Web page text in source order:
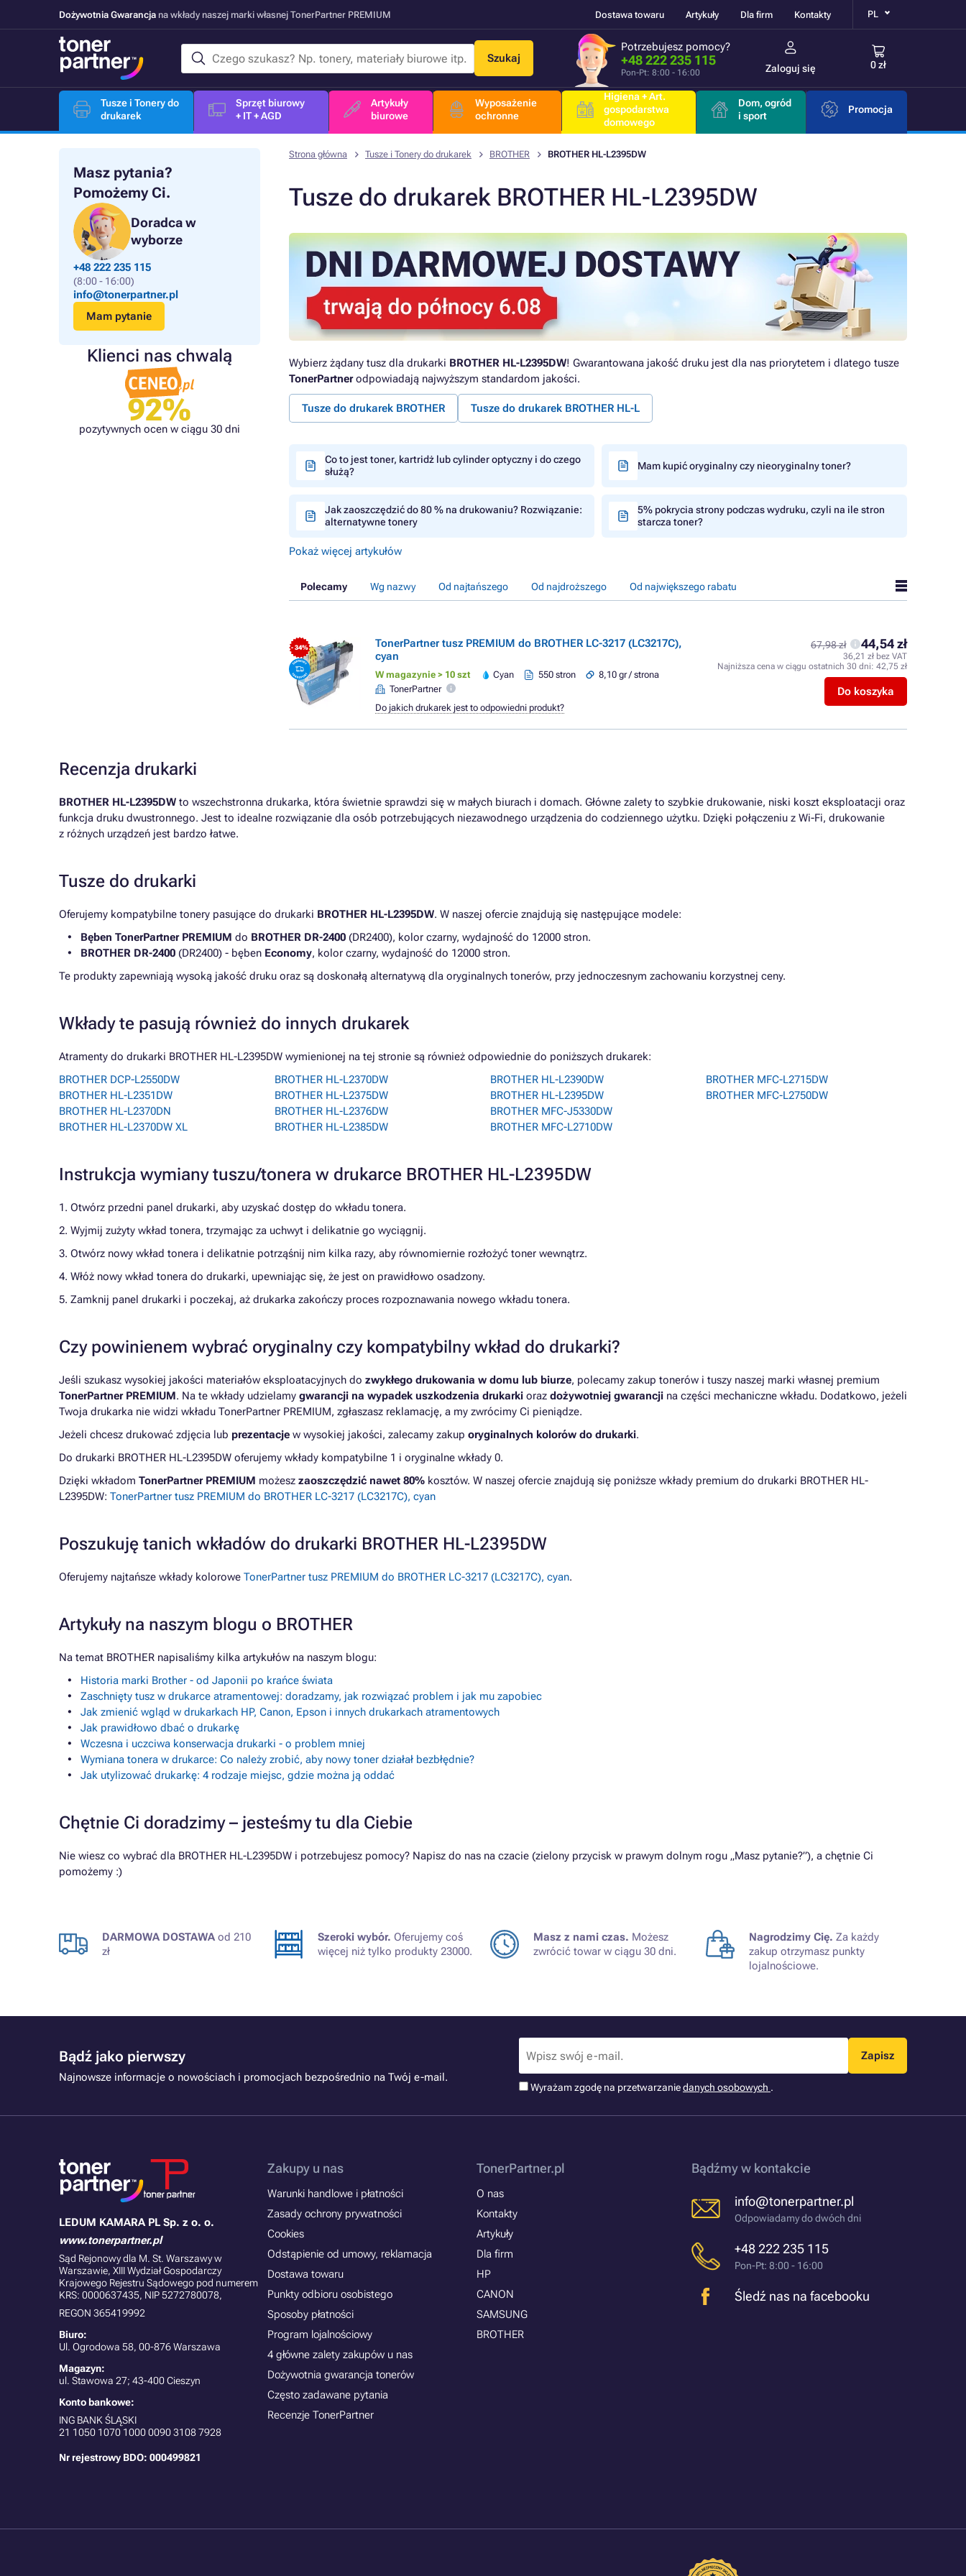
Dożywotnia Gwarancja na wkłady naszej marki własnej TonerPartner PREMIUM Dostawa towaru Artykuły Dla firm Kontakty PL
Szukaj
Potrzebujesz pomocy?
+48 222 235 115
Pon-Pt: 8:00 - 16:00 Zaloguj się 0 zł
Tusze i Tonery do
drukarek
Sprzęt biurowy
+ IT + AGD
Artykuły
biurowe
Wyposażenie
ochronne
Higiena + Art.
gospodarstwa
domowego
Dom, ogród
i sport
Promocja
Masz pytania?
Pomożemy Ci.
Doradca w
wyborze
+48 222 235 115
(8:00 - 16:00)
info@tonerpartner.pl
Mam pytanie
Klienci nas chwalą
92%
pozytywnych ocen w ciągu 30 dni
Strona główna Tusze i Tonery do drukarek BROTHER BROTHER HL-L2395DW
Tusze do drukarek BROTHER HL-L2395DW
Wybierz żądany tusz dla drukarki BROTHER HL-L2395DW! Gwarantowana jakość druku jest dla nas priorytetem i dlatego tusze
TonerPartnerodpowiadają najwyższym standardom jakości.
Tusze do drukarek BROTHER Tusze do drukarek BROTHER HL-L
Co to jest toner, kartridż lub cylinder optyczny i do czego
służą?
Mam kupić oryginalny czy nieoryginalny toner?
Jak zaoszczędzić do 80 % na drukowaniu? Rozwiązanie:
alternatywne tonery
5% pokrycia strony podczas wydruku, czyli na ile stron
starcza toner?
Pokaż więcej artykułów
Polecamy Wg nazwy Od najtańszego Od najdroższego Od największego rabatu
- 34%
TonerPartner tusz PREMIUM do BROTHER LC-3217 (LC3217C),
cyan
W magazynie > 10 szt Cyan 550 stron
8,10 gr / strona
TonerPartner
67,98 zł 44,54 zł
36,21 zł bez VAT
Najniższa cena w ciągu ostatnich 30 dni: 42,75 zł
Do koszyka
Do jakich drukarek jest to odpowiedni produkt?
Recenzja drukarki
BROTHER HL-L2395DW to wszechstronna drukarka, która świetnie sprawdzi się w małych biurach i domach. Główne zalety to szybkie drukowanie, niski koszt eksploatacji oraz
funkcja druku dwustronnego. Jest to idealne rozwiązanie dla osób potrzebujących niezawodnego urządzenia do codziennego użytku. Dzięki połączeniu z Wi-Fi, drukowanie
z różnych urządzeń jest bardzo łatwe.
Tusze do drukarki
Oferujemy kompatybilne tonery pasujące do drukarki BROTHER HL-L2395DW. W naszej ofercie znajdują się następujące modele:
Bęben TonerPartner PREMIUM do BROTHER DR-2400 (DR2400), kolor czarny, wydajność do 12000 stron.
BROTHER DR-2400 (DR2400) - bęben Economy, kolor czarny, wydajność do 12000 stron.
Te produkty zapewniają wysoką jakość druku oraz są doskonałą alternatywą dla oryginalnych tonerów, przy jednoczesnym zachowaniu korzystnej ceny.
Wkłady te pasują również do innych drukarek
Atramenty do drukarki BROTHER HL-L2395DW wymienionej na tej stronie są również odpowiednie do poniższych drukarek:
BROTHER DCP-L2550DW
BROTHER HL-L2351DW
BROTHER HL-L2370DN
BROTHER HL-L2370DW XL
BROTHER HL-L2370DW
BROTHER HL-L2375DW
BROTHER HL-L2376DW
BROTHER HL-L2385DW
BROTHER HL-L2390DW
BROTHER HL-L2395DW
BROTHER MFC-J5330DW
BROTHER MFC-L2710DW
BROTHER MFC-L2715DW
BROTHER MFC-L2750DW
Instrukcja wymiany tuszu/tonera w drukarce BROTHER HL-L2395DW
1. Otwórz przedni panel drukarki, aby uzyskać dostęp do wkładu tonera.
2. Wyjmij zużyty wkład tonera, trzymając za uchwyt i delikatnie go wyciągnij.
3. Otwórz nowy wkład tonera i delikatnie potrząśnij nim kilka razy, aby równomiernie rozłożyć toner wewnątrz.
4. Włóż nowy wkład tonera do drukarki, upewniając się, że jest on prawidłowo osadzony.
5. Zamknij panel drukarki i poczekaj, aż drukarka zakończy proces rozpoznawania nowego wkładu tonera.
Czy powinienem wybrać oryginalny czy kompatybilny wkład do drukarki?
Jeśli szukasz wysokiej jakości materiałów eksploatacyjnych do zwykłego drukowania w domu lub biurze, polecamy zakup tonerów i tuszy naszej marki własnej premium
TonerPartner PREMIUM. Na te wkłady udzielamy gwarancji na wypadek uszkodzenia drukarki oraz dożywotniej gwarancji na części mechaniczne wkładu. Dodatkowo, jeżeli
Twoja drukarka nie widzi wkładu TonerPartner PREMIUM, zgłaszasz reklamację, a my zwrócimy Ci pieniądze.
Jeżeli chcesz drukować zdjęcia lub prezentacje w wysokiej jakości, zalecamy zakup oryginalnych kolorów do drukarki.
Do drukarki BROTHER HL-L2395DW oferujemy wkłady kompatybilne 1 i oryginalne wkłady 0.
Dzięki wkładom TonerPartner PREMIUM możesz zaoszczędzić nawet 80% kosztów. W naszej ofercie znajdują się poniższe wkłady premium do drukarki BROTHER HL-
L2395DW: TonerPartner tusz PREMIUM do BROTHER LC-3217 (LC3217C), cyan
Poszukuję tanich wkładów do drukarki BROTHER HL-L2395DW
Oferujemy najtańsze wkłady kolorowe TonerPartner tusz PREMIUM do BROTHER LC-3217 (LC3217C), cyan.
Artykuły na naszym blogu o BROTHER
Na temat BROTHER napisaliśmy kilka artykułów na naszym blogu:
Historia marki Brother - od Japonii po krańce świata
Zaschnięty tusz w drukarce atramentowej: doradzamy, jak rozwiązać problem i jak mu zapobiec
Jak zmienić wgląd w drukarkach HP, Canon, Epson i innych drukarkach atramentowych
Jak prawidłowo dbać o drukarkę
Wczesna i uczciwa konserwacja drukarki - o problem mniej
Wymiana tonera w drukarce: Co należy zrobić, aby nowy toner działał bezbłędnie?
Jak utylizować drukarkę: 4 rodzaje miejsc, gdzie można ją oddać
Chętnie Ci doradzimy – jesteśmy tu dla Ciebie
Nie wiesz co wybrać dla BROTHER HL-L2395DW i potrzebujesz pomocy? Napisz do nas na czacie (zielony przycisk w prawym dolnym rogu „Masz pytanie?”), a chętnie Ci
pomożemy :)
DARMOWA DOSTAWA od 210
zł
Szeroki wybór. Oferujemy coś
więcej niż tylko produkty 23000.
Masz z nami czas. Możesz
zwrócić towar w ciągu 30 dni.
Nagrodzimy Cię. Za każdy
zakup otrzymasz punkty
lojalnościowe.
Bądź jako pierwszy
Najnowsze informacje o nowościach i promocjach bezpośrednio na Twój e-mail.
Zapisz
Wyrażam zgodę na przetwarzaniedanych osobowych .
LEDUM KAMARA PL Sp. z o. o.
www.tonerpartner.pl
Sąd Rejonowy dla M. St. Warszawy w
Warszawie, XIII Wydział Gospodarczy
Krajowego Rejestru Sądowego pod numerem
KRS: 0000637435, NIP 5272780078,
REGON 365419992
Biuro:
Ul. Ogrodowa 58, 00-876 Warszawa
Magazyn:
ul. Stawowa 27; 43-400 Cieszyn
Konto bankowe:
ING BANK ŚLĄSKI
21 1050 1070 1000 0090 3108 7928
Nr rejestrowy BDO: 000499821
Zakupy u nas
Warunki handlowe i płatności
Zasady ochrony prywatności
Cookies
Odstąpienie od umowy, reklamacja
Dostawa towaru
Punkty odbioru osobistego
Sposoby płatności
Program lojalnościowy
4 główne zalety zakupów u nas
Dożywotnia gwarancja tonerów
Często zadawane pytania
Recenzje TonerPartner
TonerPartner.pl
O nas
Kontakty
Artykuły
Dla firm
HP
CANON
SAMSUNG
BROTHER
Bądźmy w kontakcie
info@tonerpartner.pl
Odpowiadamy do dwóch dni
+48 222 235 115
Pon-Pt: 8:00 - 16:00
Śledź nas na facebooku